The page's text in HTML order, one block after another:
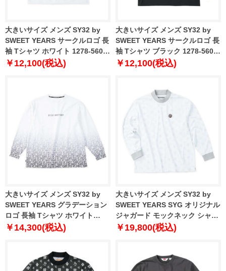
大きいサイズ メンズ SY32 by
SWEET YEARS サークルロゴ 長
袖 Tシャツ ホワイト 1278-5601-
1 3L 4L 5L 6L
￥12,100(税込)
大きいサイズ メンズ SY32 by
SWEET YEARS サークルロゴ 長
袖 Tシャツ ブラック 1278-5601-
2 3L 4L 5L 6L
￥12,100(税込)
大きいサイズ メンズ SY32 by
SWEET YEARS グラデーション
ロゴ 長袖 Tシャツ ホワイト
1278-5602-1 3L 4L 5L 6L
￥14,300(税込)
大きいサイズ メンズ SY32 by
SWEET YEARS SYG オリジナル
ジャガード モックネック シャツ
ホワイト 1278-5606-1 3L 4L 5L
￥19,800(税込)